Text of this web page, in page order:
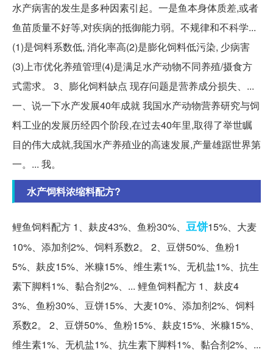
水产病害的发生是多种因素引起。一是鱼本身体质差,或者
鱼苗质量不好等,对疾病的抵御能力弱。不规律和不科学...
(1)是饲料系数低, 消化率高(2)是膨化饲料低污染, 少病害
(3)上市优化养殖管理(4)是满足水产动物不同养殖/摄食方
式需求。 3、膨化饲料缺点 现存问题是营养成分损失、...
一、说一下水产发展40年成就 我国水产动物营养研究与饲
料工业的发展历经四个阶段,在过去40年里,取得了举世瞩
目的伟大成就,我国水产养殖业的高速发展,产量雄踞世界第
一。... 我。
水产饲料浓缩料配方?
鲤鱼饲料配方 1、麸皮43%、鱼粉30%、 豆饼15%、大麦
10%、添加剂2%、饲料系数2。 2、豆饼50%、鱼粉1
5%、麸皮15%、米糠15%、维生素1%、无机盐1%、抗生
素下脚料1%、黏合剂2%、... 鲤鱼饲料配方 1、麸皮4
3%、鱼粉30%、豆饼15%、大麦10%、添加剂2%、饲料
系数2。 2、豆饼50%、鱼粉15%、麸皮15%、米糠15%、
维生素1%、无机盐1%、抗生素下脚料1%、黏合剂2%、...